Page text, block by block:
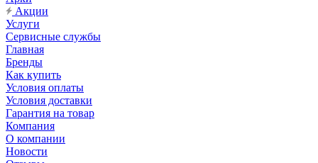
Акции
Услуги
Сервисные службы
Главная
Бренды
Как купить
Условия оплаты
Условия доставки
Гарантия на товар
Компания
О компании
Новости